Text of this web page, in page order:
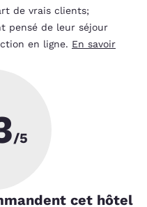
de vrais clients;
pensé de leur séjour
en ligne. En savoir
/5
cet hôtel